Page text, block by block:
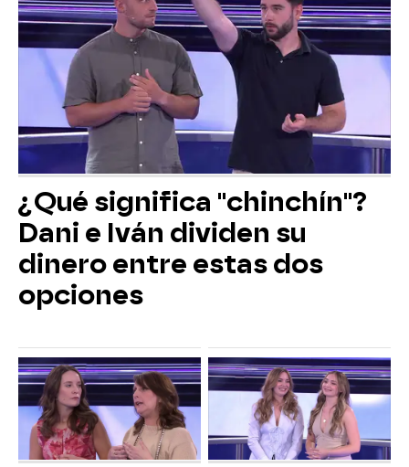
¿Qué significa "chinchín"?
Dani e Iván dividen su
dinero entre estas dos
opciones